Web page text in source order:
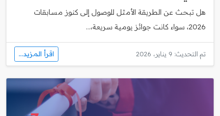
هل تبحث عن الطريقة الأمثل للوصول إلى كنوز مسابقات
2026، سواء كانت جوائز يومية سريعة،...
تم التحديث: 9 يناير، 2026 اقرأ المزيد...